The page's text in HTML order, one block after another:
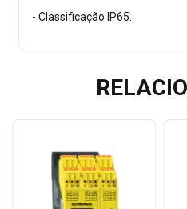
- Classificação IP65.